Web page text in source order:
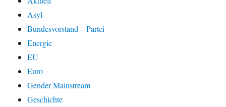
Asyl
Bundesvorstand – Partei
Energie
EU
Euro
Gender Mainstream
Geschichte